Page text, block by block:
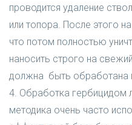
проводится удаление
или топора. После этого
что потом полностью
наносить строго на
должна быть обработана
4. Обработка гербицидом
методика очень часто